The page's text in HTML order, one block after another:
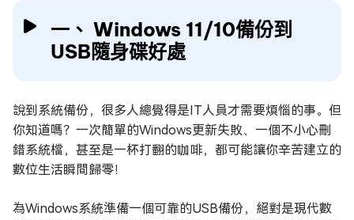
一、 Windows 11/10備份到
USB隨身碟好處
說到系統備份，很多人總覺得是IT人員才需要煩惱的事。但
你知道嗎？一次簡單的Windows更新失敗、一個不小心刪
錯系統檔，甚至是一杯打翻的咖啡，都可能讓你辛苦建立的
數位生活瞬間歸零！
為Windows系統準備一個可靠的USB備份，絕對是現代數